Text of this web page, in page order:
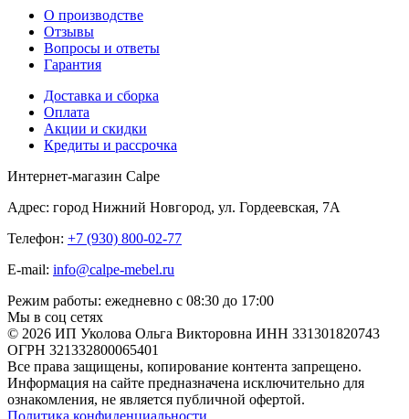
О производстве
Отзывы
Вопросы и ответы
Гарантия
Доставка и сборка
Оплата
Акции и скидки
Кредиты и рассрочка
Интернет-магазин Calpe
Адрес: город Нижний Новгород, ул. Гордеевская, 7А
Телефон: +7 (930) 800-02-77
E-mail: info@calpe-mebel.ru
Режим работы: ежедневно с 08:30 до 17:00
Мы в соц сетях
© 2026 ИП Уколова Ольга Викторовна ИНН 331301820743
ОГРН 321332800065401
Все права защищены, копирование контента запрещено.
Информация на сайте предназначена исключительно для
ознакомления, не является публичной офертой.
Политика конфиденциальности